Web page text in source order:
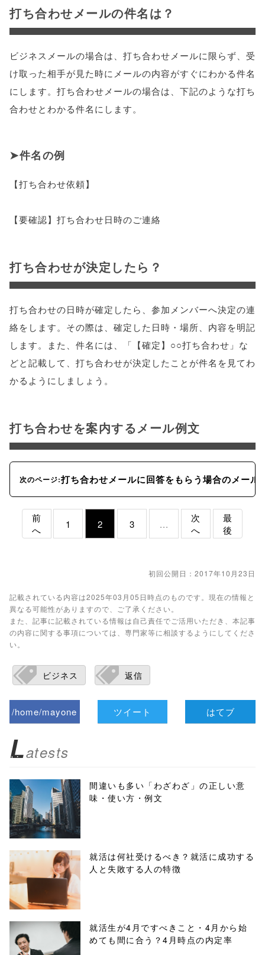
打ち合わせメールの件名は？
ビジネスメールの場合は、打ち合わせメールに限らず、受
け取った相手が見た時にメールの内容がすぐにわかる件名
にします。打ち合わせメールの場合は、下記のような打ち
合わせとわかる件名にします。
件名の例
【打ち合わせ依頼】
【要確認】打ち合わせ日時のご連絡
打ち合わせが決定したら？
打ち合わせの日時が確定したら、参加メンバーへ決定の連
絡をします。その際は、確定した日時・場所、内容を明記
します。また、件名には、「【確定】○○打ち合わせ」な
どと記載して、打ち合わせが決定したことが件名を見てわ
かるようにしましょう。
打ち合わせを案内するメール例文
次のページ:打ち合わせメールに回答をもらう場合のメール
前
へ
1 2 3 ...
次
へ
最
後
初回公開日：2017年10月23日
記載されている内容は2025年03月05日時点のものです。現在の情報と
異なる可能性がありますので、ご了承ください。
また、記事に記載されている情報は自己責任でご活用いただき、本記事
の内容に関する事項については、専門家等に相談するようにしてくださ
い。
ビジネス 返信
/home/mayone
biz.jp/public_ht
ml/wp-
content/themes
/tapbiz_theme/
parts/sns-
buttons.php on
line10
/1017252"
onclick="windo
ツイート はてブ
Latests
間違いも多い「わざわざ」の正しい意
味・使い方・例文
就活は何社受けるべき？就活に成功する
人と失敗する人の特徴
就活生が4月ですべきこと・4月から始
めても間に合う？4月時点の内定率